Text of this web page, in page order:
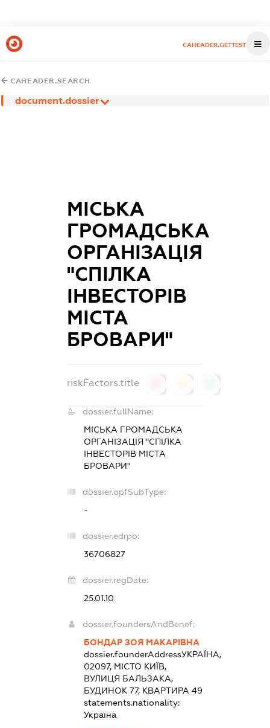
CAHEADER.GETTEST
CAHEADER.SEARCH
document.dossier
МІСЬКА
ГРОМАДСЬКА
ОРГАНІЗАЦІЯ
"СПІЛКА
ІНВЕСТОРІВ
МІСТА
БРОВАРИ"
riskFactors.title
dossier.fullName:
МІСЬКА ГРОМАДСЬКА
ОРГАНІЗАЦІЯ "СПІЛКА
ІНВЕСТОРІВ МІСТА
БРОВАРИ"
dossier.opfSubType:
-
dossier.edrpo:
36706827
dossier.regDate:
25.01.10
dossier.foundersAndBenef:
БОНДАР ЗОЯ МАКАРІВНА
dossier.founderAddressУКРАЇНА,
02097, МІСТО КИЇВ,
ВУЛИЦЯ БАЛЬЗАКА,
БУДИНОК 77, КВАРТИРА 49
statements.nationality:
Україна